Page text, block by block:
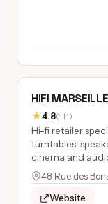
HIFI MARSEILLE
★4.8(111)
Hi-fi retailer
turntables,
cinema and
48 Rue des
Website